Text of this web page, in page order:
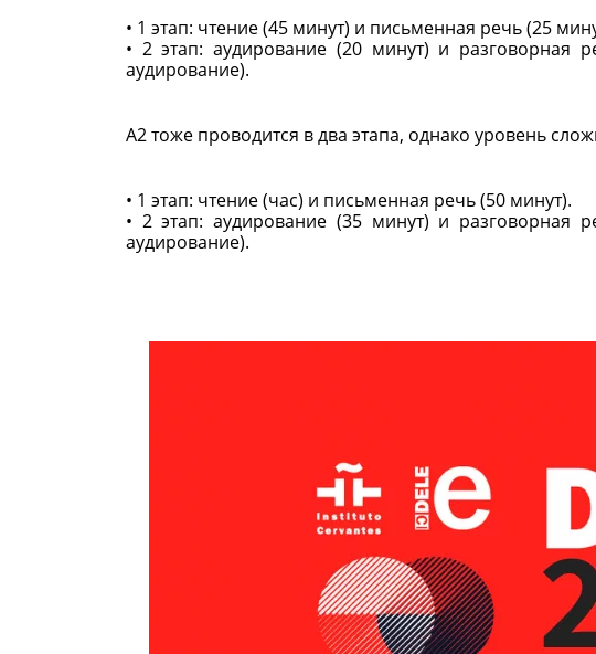
• 1 этап: чтение (45 минут) и письменная речь (25
• 2 этап: аудирование (20 минут) и разговорная
аудирование).
A2 тоже проводится в два этапа, однако уровень
• 1 этап: чтение (час) и письменная речь (50 минут).
• 2 этап: аудирование (35 минут) и разговорная
аудирование).